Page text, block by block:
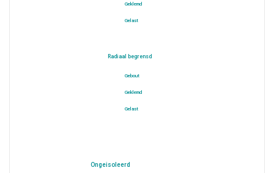
Geklemd
Gelast
Radiaal begrensd
Gebout
Geklemd
Gelast
Ongeisoleerd